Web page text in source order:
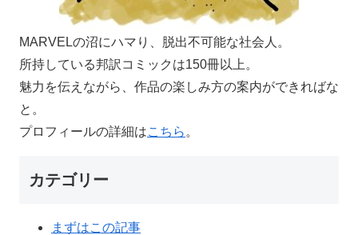
MARVELの沼にハマり、脱出不可能な社会人。
所持している邦訳コミックは150冊以上。
魅力を伝えながら、作品の楽しみ方の案内ができればな
と。
プロフィールの詳細はこちら 。
カテゴリー
まずはこの記事